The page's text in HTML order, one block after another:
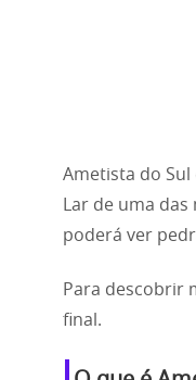
Ametista do
Lar de uma
poderá ver
Para descobrir
final.